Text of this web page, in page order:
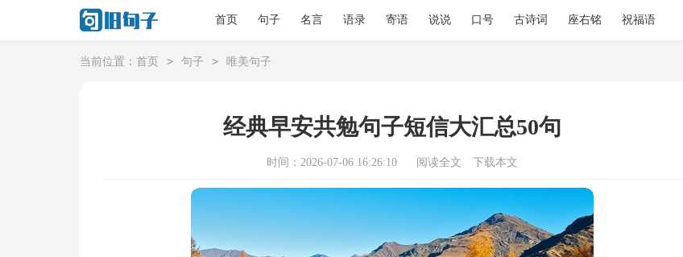
首页 句子 名言 语录 寄语 说说 口号 古诗词 座右铭 祝福语
当前位置： 首页 > 句子 > 唯美句子
经典早安共勉句子短信大汇总50句
时间：2026-07-06 16:26:10 阅读全文 下载本文